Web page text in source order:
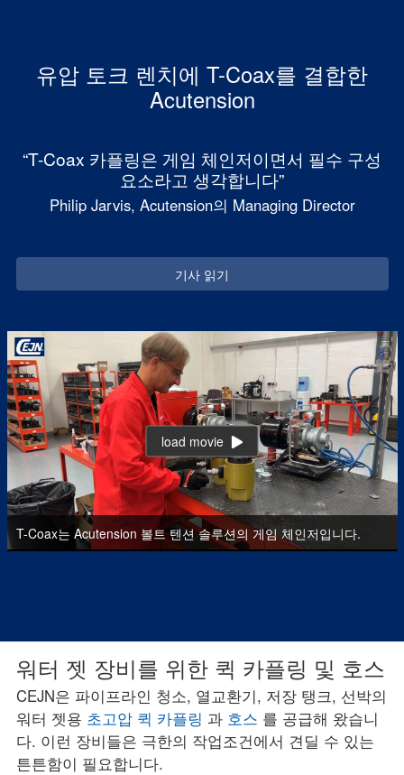
유압 토크 렌치에 T-Coax를 결합한
Acutension
“T-Coax 카플링은 게임 체인저이면서 필수 구성
요소라고 생각합니다”
Philip Jarvis, Acutension의 Managing Director
기사 읽기
load movie
T-Coax는 Acutension 볼트 텐션 솔루션의 게임 체인저입니다.
워터 젯 장비를 위한 퀵 카플링 및 호스
CEJN은 파이프라인 청소, 열교환기, 저장 탱크, 선박의
워터 젯용 초고압 퀵 카플링 과 호스 를 공급해 왔습니
다. 이런 장비들은 극한의 작업조건에서 견딜 수 있는
튼튼함이 필요합니다.